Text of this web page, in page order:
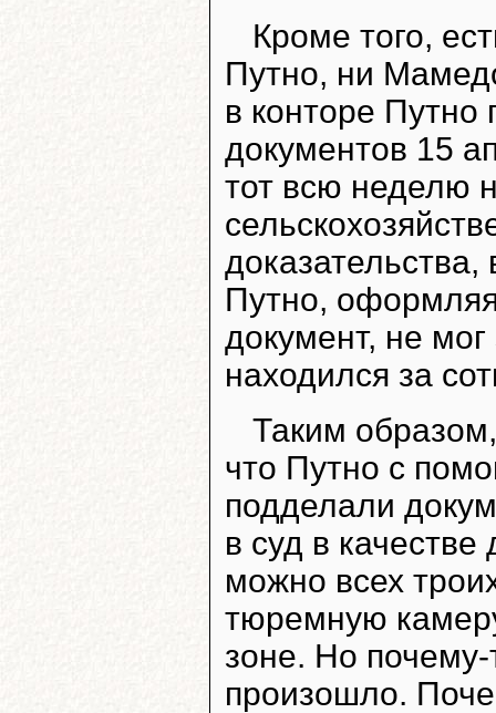
Кроме того,
Путно, ни
в конторе
документов 15
тот всю неделю
Путно,
документ, не
находился за
Таким
что Путно с
подделали
в суд в качестве
можно всех
тюремную
зоне. Но почему-
произошло.